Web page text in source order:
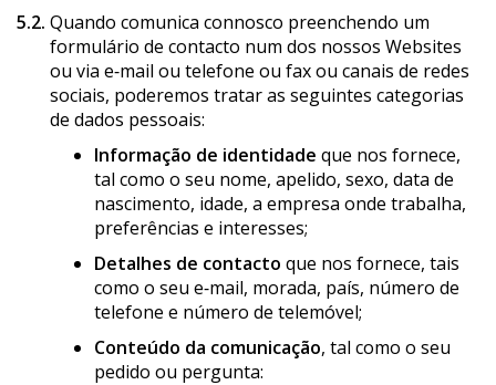
5.2. Quando comunica connosco preenchendo um
formulário de contacto num dos nossos Websites
ou via e‑mail ou telefone ou fax ou canais de redes
sociais, poderemos tratar as seguintes categorias
de dados pessoais:
Informação de identidade que nos fornece,
tal como o seu nome, apelido, sexo, data de
nascimento, idade, a empresa onde trabalha,
preferências e interesses;
Detalhes de contacto que nos fornece, tais
como o seu e‑mail, morada, país, número de
telefone e número de telemóvel;
Conteúdo da comunicação, tal como o seu
pedido ou pergunta: